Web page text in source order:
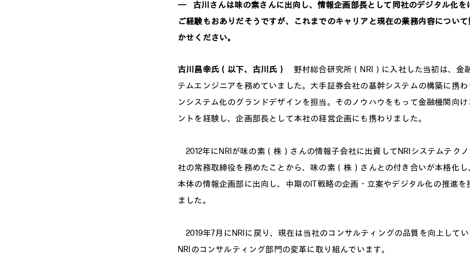
——古川さんは味の素さんに出向し、情報企画部長として同社のデジタル化を
ご経験もおありだそうですが、これまでのキャリアと現在の業務内容につい
かせください。
古川昌幸氏（以下、古川氏） 野村総合研究所（NRI）に入社した当初は、金
テムエンジニアを務めていました。大手証券会社の基幹システムの構築に携
ンシステム化のグランドデザインを担当。そのノウハウをもって金融機関向け
ントを経験し、企画部長として本社の経営企画にも携わりました。
2012年にNRIが味の素（株）さんの情報子会社に出資してNRIシステムテク
社の常務取締役を務めたことから、味の素（株）さんとの付き合いが本格化し
本体の情報企画部に出向し、中期のIT戦略の企画・立案やデジタル化の推進を
ました。
2019年7月にNRIに戻り、現在は当社のコンサルティングの品質を向上してい
NRIのコンサルティング部門の変革に取り組んでいます。